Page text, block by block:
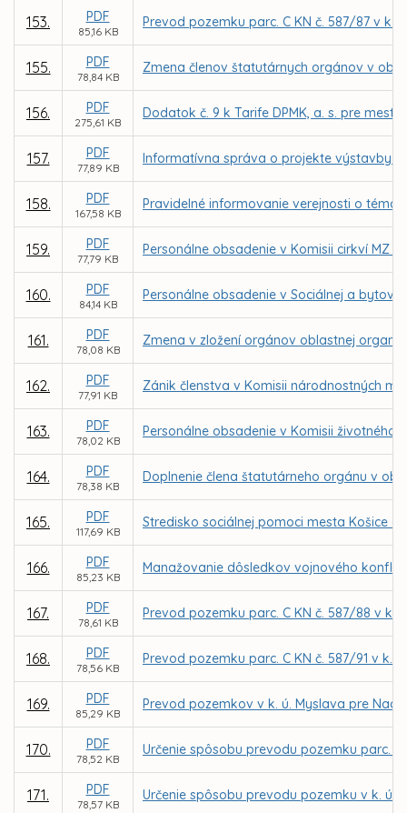
153. PDF
85,16 KB
Prevod pozemku parc. C KN č. 587/87 v
155. PDF
78,84 KB
Zmena členov štatutárnych orgánov v
156. PDF
275,61 KB
Dodatok č. 9 k Tarife DPMK, a. s. pre
157. PDF
77,89 KB
Informatívna správa o projekte výstavby
158. PDF
167,58 KB
Pravidelné informovanie verejnosti o
159. PDF
77,79 KB
Personálne obsadenie v Komisii cirkví MZ v
160. PDF
84,14 KB
Personálne obsadenie v Sociálnej a
161. PDF
78,08 KB
Zmena v zložení orgánov oblastnej
162. PDF
77,91 KB
Zánik členstva v Komisii národnostných
163. PDF
78,02 KB
Personálne obsadenie v Komisii
164. PDF
78,38 KB
Doplnenie člena štatutárneho orgánu v
165. PDF
117,69 KB
Stredisko sociálnej pomoci mesta Košice
166. PDF
85,23 KB
Manažovanie dôsledkov vojnového
167. PDF
78,61 KB
Prevod pozemku parc. C KN č. 587/88 v
168. PDF
78,56 KB
Prevod pozemku parc. C KN č. 587/91 v k.
169. PDF
85,29 KB
Prevod pozemkov v k. ú. Myslava pre
170. PDF
78,52 KB
Určenie spôsobu prevodu pozemku parc.
171. PDF
78,57 KB
Určenie spôsobu prevodu pozemku v k. ú.